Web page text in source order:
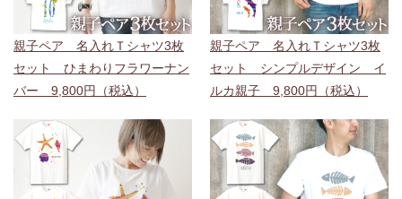
親子ペア 名入れＴシャツ3枚
セット ひまわりフラワーナン
バー 9,800円（税込）
親子ペア 名入れＴシャツ3枚
セット シンプルデザイン イ
ルカ親子 9,800円（税込）